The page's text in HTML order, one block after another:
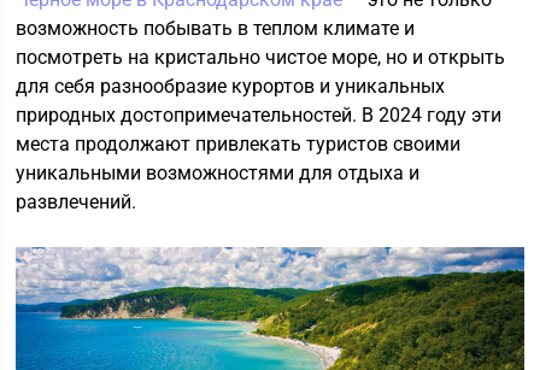
возможность побывать в теплом климате и
посмотреть на кристально чистое море, но и открыть
для себя разнообразие курортов и уникальных
природных достопримечательностей. В 2024 году эти
места продолжают привлекать туристов своими
уникальными возможностями для отдыха и
развлечений.